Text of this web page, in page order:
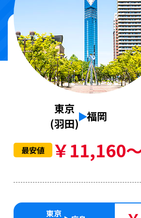
東京
(羽田)
福岡
最安値 ￥11,160
東京